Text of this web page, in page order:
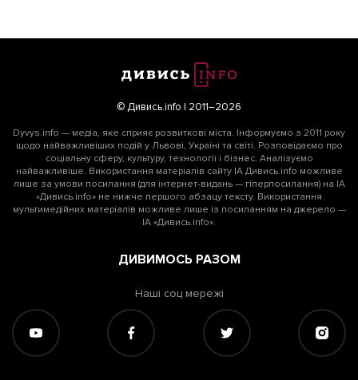
© Дивись.info | 2011–2026
Dyvys.info — медіа, яке сприяє розвиткові міста. Інформуємо з 2011 року
щодо найважливіших подій у Львові, Україні та світі. Розповідаємо про
соціальну сферу, культуру, технології і бізнес. Аналізуємо
найважливіше. Використання матеріалів сайту ІА Дивись.info можливе
лише за умови посилання (для інтернет-видань — гіперпосилання) на ІА
«Дивись.info» не нижче першого абзацу тексту. Використання
мультимедійних матеріалів можливе лише із посиланням на джерело —
ІА «Дивись.info».
ДИВИМОСЬ РАЗОМ
Наші соц мережі